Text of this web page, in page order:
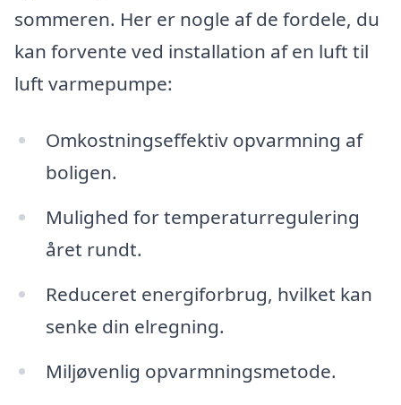
sommeren. Her er nogle af de fordele, du
kan forvente ved installation af en luft til
luft varmepumpe:
Omkostningseffektiv opvarmning af
boligen.
Mulighed for temperaturregulering
året rundt.
Reduceret energiforbrug, hvilket kan
senke din elregning.
Miljøvenlig opvarmningsmetode.